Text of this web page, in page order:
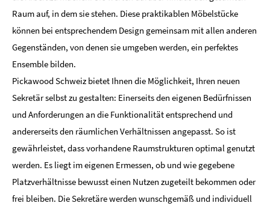
Raum auf, in dem sie stehen. Diese praktikablen Möbelstücke
können bei entsprechendem Design gemeinsam mit allen anderen
Gegenständen, von denen sie umgeben werden, ein perfektes
Ensemble bilden.
Pickawood Schweiz bietet Ihnen die Möglichkeit, Ihren neuen
Sekretär selbst zu gestalten: Einerseits den eigenen Bedürfnissen
und Anforderungen an die Funktionalität entsprechend und
andererseits den räumlichen Verhältnissen angepasst. So ist
gewährleistet, dass vorhandene Raumstrukturen optimal genutzt
werden. Es liegt im eigenen Ermessen, ob und wie gegebene
Platzverhältnisse bewusst einen Nutzen zugeteilt bekommen oder
frei bleiben. Die Sekretäre werden wunschgemäß und individuell